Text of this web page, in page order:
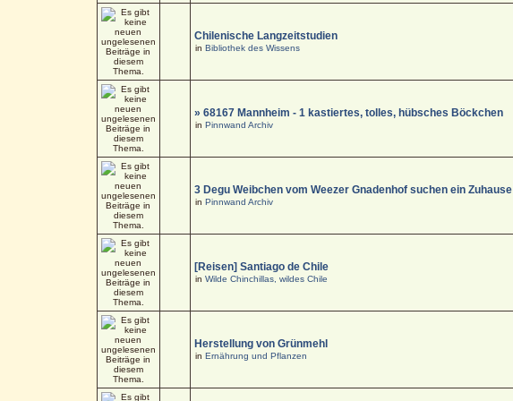
Chilenische Langzeitstudien
in Bibliothek des Wissens
» 68167 Mannheim - 1 kastiertes, tolles, hübsches Böckchen
in Pinnwand Archiv
3 Degu Weibchen vom Weezer Gnadenhof suchen ein Zuhause
in Pinnwand Archiv
[Reisen] Santiago de Chile
in Wilde Chinchillas, wildes Chile
Herstellung von Grünmehl
in Ernährung und Pflanzen